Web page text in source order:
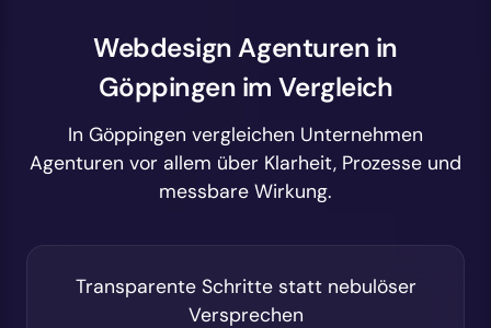
Webdesign Agenturen in
Göppingen im Vergleich
In Göppingen vergleichen Unternehmen
Agenturen vor allem über Klarheit, Prozesse und
messbare Wirkung.
Transparente Schritte statt nebulöser
Versprechen